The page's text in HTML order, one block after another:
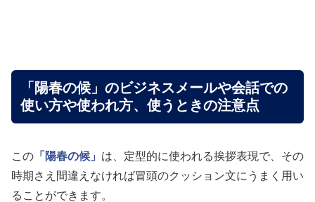
「陽春の候」のビジネスメールや会話での
使い方や使われ方、使うときの注意点
この 「陽春の候」 は、定型的に使われる挨拶表現で、その
時期さえ間違えなければ冒頭のクッション文にうまく用い
ることができます。